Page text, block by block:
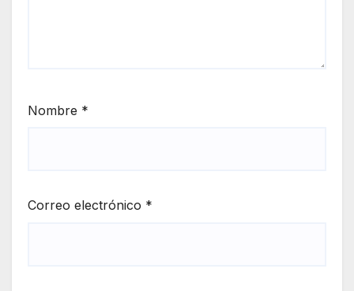
Nombre *
Correo electrónico *